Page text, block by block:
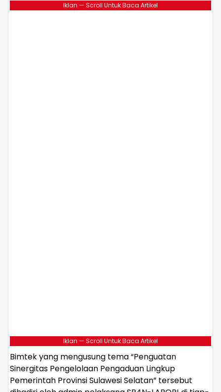
Iklan — Scroll Untuk Baca Artikel
Iklan — Scroll Untuk Baca Artikel
Bimtek yang mengusung tema “Penguatan
Sinergitas Pengelolaan Pengaduan Lingkup
Pemerintah Provinsi Sulawesi Selatan” tersebut